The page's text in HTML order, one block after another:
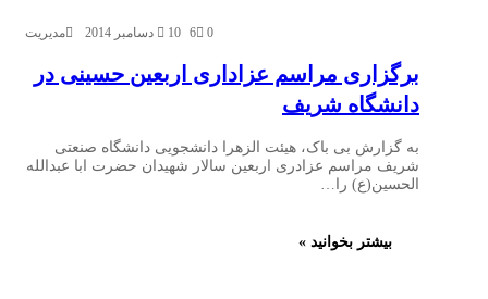
مدیریت 10 دسامبر 2014 0
6
برگزاری مراسم عزاداری اربعین حسینی در
دانشگاه شریف
به گزارش بی باک، هیئت الزهرا دانشجویی دانشگاه صنعتی
شریف مراسم عزادری اربعین سالار شهیدان حضرت ابا عبدالله
الحسین(ع) را…
بیشتر بخوانید »